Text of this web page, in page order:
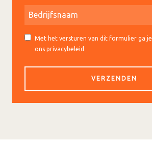
Met het versturen van dit formulier ga
ons privacybeleid